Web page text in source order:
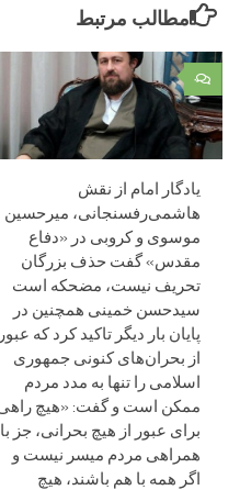
مطالب مرتبط
۰
یادگار امام از نقش
هاشمی‌رفسنجانی، میرحسین
موسوی و کروبی در «دفاع
مقدس» گفت حذف بزرگان
تحریف نیست، مضحکه است
سیدحسن خمینی همچنین در
پایان بار دیگر تاکید کرد که عبور
از بحران‌های کنونی جمهوری
اسلامی را تنها به مدد مردم
ممکن است و گفت: «هیچ
برای عبور از هیچ بحرانی، جز با
همراهی مردم میسر نیست و
اگر همه با هم باشند، هیچ